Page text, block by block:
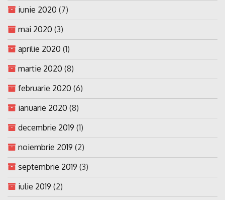
iunie 2020 (7)
mai 2020 (3)
aprilie 2020 (1)
martie 2020 (8)
februarie 2020 (6)
ianuarie 2020 (8)
decembrie 2019 (1)
noiembrie 2019 (2)
septembrie 2019 (3)
iulie 2019 (2)